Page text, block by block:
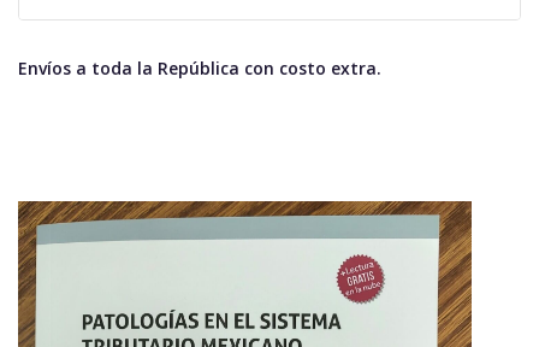
Envíos a toda la República con costo extra.